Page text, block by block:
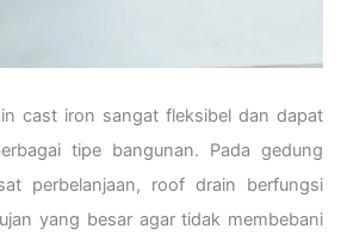
cast iron sangat fleksibel dan dapat
tipe bangunan. Pada gedung
perbelanjaan, roof drain berfungsi
yang besar agar tidak membebani